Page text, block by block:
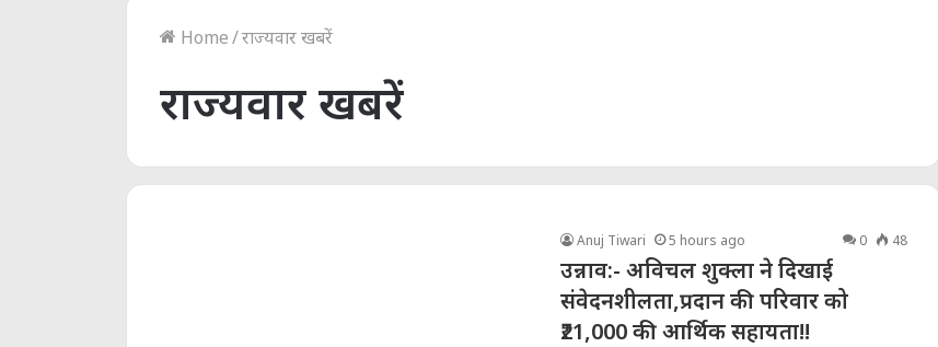
Home/राज्यवार खबरें
राज्यवार खबरें
Anuj Tiwari 5 hours ago 0 48
उन्नाव:- अविचल शुक्ला ने दिखाई
संवेदनशीलता,प्रदान की परिवार को
₹21,000 की आर्थिक सहायता!!